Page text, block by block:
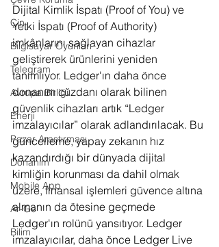
Çin
Bilgisayar Oyunları
Telegram
Avrupa Birliği
Enerji
Pazar Araştırması
Donanım
Mobile App
Ar-Ge
Bilim
Dijital Kimlik İspatı (Proof of You) ve
Yetki İspatı (Proof of Authority)
imkânlarını sağlayan cihazlar
geliştirerek ürünlerini yeniden
tanımlıyor. Ledger'ın daha önce
donanım cüzdanı olarak bilinen
güvenlik cihazları artık “Ledger
imzalayıcılar” olarak adlandırılacak. Bu
güncelleme, yapay zekanın hız
kazandırdığı bir dünyada dijital
kimliğin korunması da dahil olmak
üzere, finansal işlemleri güvence altına
almanın da ötesine geçmede
Ledger'ın rolünü yansıtıyor. Ledger
imzalayıcılar, daha önce Ledger Live